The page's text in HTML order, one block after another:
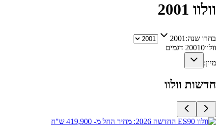
וולוו 2001
בחרו שנה: 2001
וולוו
20010
דגמים
מיון:
חדשות וולוו